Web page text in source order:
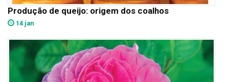
Produção de queijo: origem dos coalhos
14 jan